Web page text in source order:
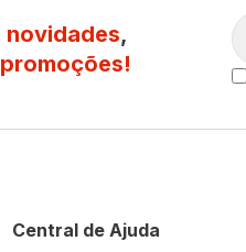
novidades,
Central de Ajuda